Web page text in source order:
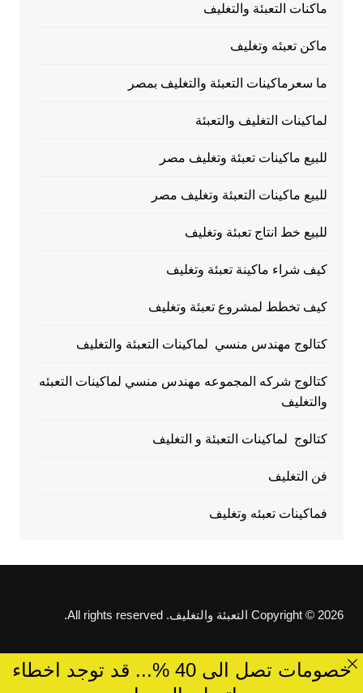
ماكنات التعبئة والتغليف
ماكن تعبئه وتغليف
ما سعرماكينات التعبئة والتغليف بمصر
لماكينات التغليف والتعبئة
للبيع ماكينات تعبئة وتغليف مصر
للبيع ماكينات التعبئة وتغليف مصر
للبيع خط انتاج تعبئة وتغليف
كيف شراء ماكينة تعبئة وتغليف
كيف تخطط لمشروع تعبئة وتغليف
كتالوج مهندس منسي لماكينات التعبئة والتغليف
كتالوج شركه المجموعه مهندس منسي لماكينات التعبئه
والتغليف
كتالوج لماكينات التعبئة و التغليف
فن التغليف
فماكينات تعبئه وتغليف
Copyright © 2026 التعبئة والتغليف. All rights reserved.
خصومات تصل الى 40 %... قد توجد اخطاء